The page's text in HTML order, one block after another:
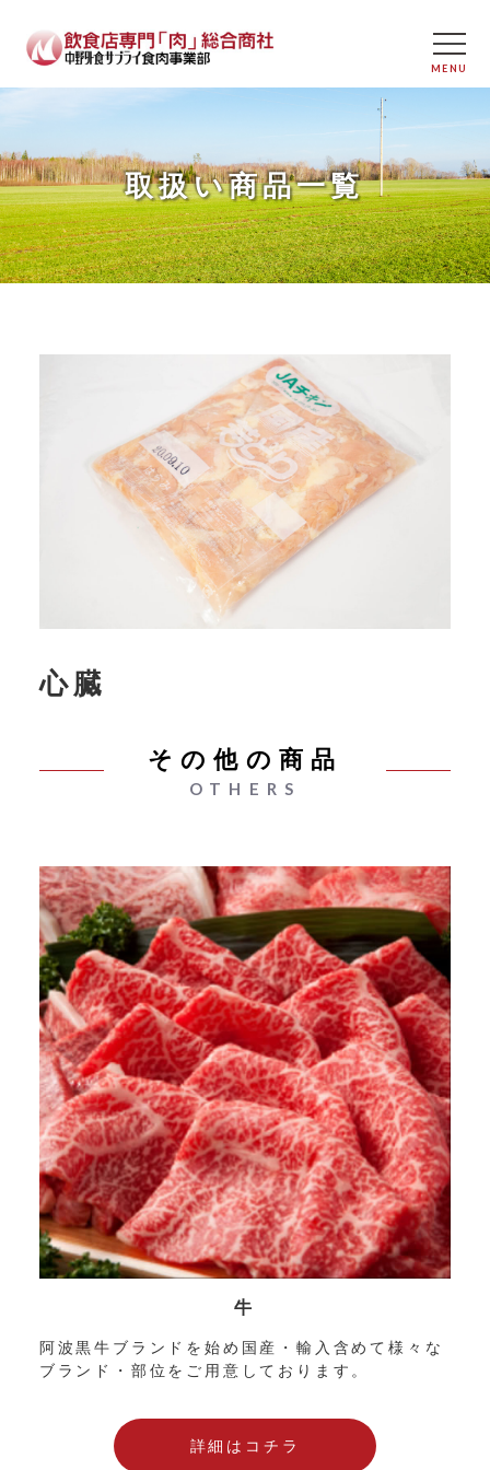
取扱い商品一覧
心臓
その他の商品
OTHERS
牛
阿波黒牛ブランドを始め国産・輸入含めて様々な
ブランド・部位をご用意しております。
詳細はコチラ